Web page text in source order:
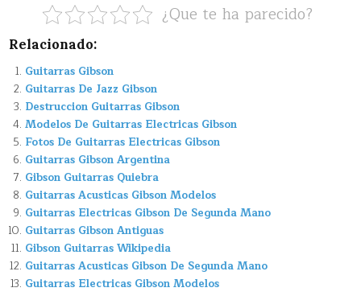
¿Que te ha parecido?
Relacionado:
Guitarras Gibson
Guitarras De Jazz Gibson
Destruccion Guitarras Gibson
Modelos De Guitarras Electricas Gibson
Fotos De Guitarras Electricas Gibson
Guitarras Gibson Argentina
Gibson Guitarras Quiebra
Guitarras Acusticas Gibson Modelos
Guitarras Electricas Gibson De Segunda Mano
Guitarras Gibson Antiguas
Gibson Guitarras Wikipedia
Guitarras Acusticas Gibson De Segunda Mano
Guitarras Electricas Gibson Modelos